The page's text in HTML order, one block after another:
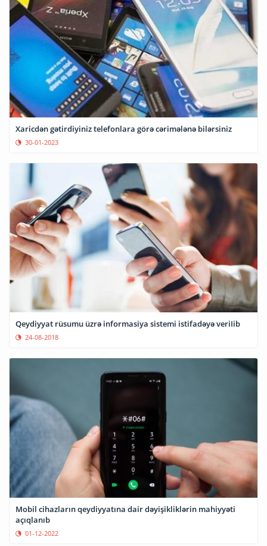
Xaricdən gətirdiyiniz telefonlara görə cərimələnə bilərsiniz
30-01-2023
Qeydiyyat rüsumu üzrə informasiya sistemi istifadəyə veriIib
24-08-2018
Mobil cihazların qeydiyyatına dair dəyişikliklərin mahiyyəti
açıqlanıb
01-12-2022